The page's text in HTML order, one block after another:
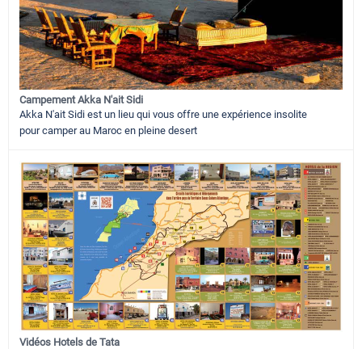
Campement Akka N'ait Sidi
Akka N'ait Sidi est un lieu qui vous offre une expérience insolite
pour camper au Maroc en pleine desert
Vidéos Hotels de Tata